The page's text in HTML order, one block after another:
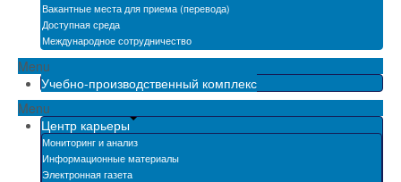
Вакантные места для приема (перевода)
Доступная среда
Международное сотрудничество
Menu
Учебно-производственный комплекс
Menu
Центр карьеры
Мониторинг и анализ
Информационные материалы
Электронная газета